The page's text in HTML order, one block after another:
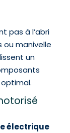
pas à l’abri
ou manivelle
un
électrique